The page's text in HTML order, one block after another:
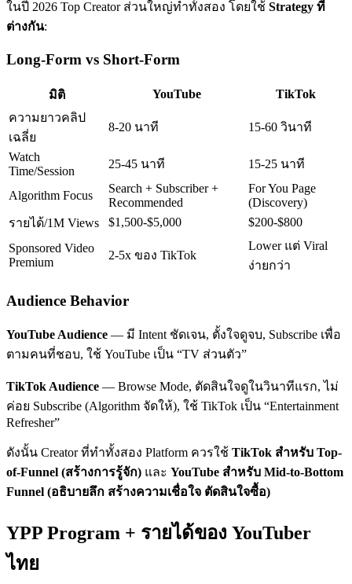
ในปี 2026 Top Creator ส่วนใหญ่ทำทั้งสอง โดยใช้ Strategy ที่
ต่างกัน:
Long-Form vs Short-Form
มิติ YouTube
TikTok
ความยาวคลิป
เฉลี่ย
8-20 นาที 15-60 วินาที
Watch
Time/Session
25-45 นาที 15-25 นาที
Algorithm Focus
Search + Subscriber +
Recommended
For You Page
(Discovery)
รายได้/1M Views
$1,500-$5,000
$200-$800
Sponsored Video
Premium
2-5x ของ TikTok
Lower แต่ Viral
ง่ายกว่า
Audience Behavior
YouTube Audience — มี Intent ชัดเจน, ตั้งใจดูจบ, Subscribe เพื่อ
ตามคนที่ชอบ, ใช้ YouTube เป็น “TV ส่วนตัว”
TikTok Audience — Browse Mode, ตัดสินใจดูในวินาทีแรก, ไม่
ค่อย Subscribe (Algorithm จัดให้), ใช้ TikTok เป็น “Entertainment
Refresher”
ดังนั้น Creator ที่ทำทั้งสอง Platform ควรใช้ TikTok สำหรับ Top-
of-Funnel (สร้างการรู้จัก) และ YouTube สำหรับ Mid-to-Bottom
Funnel (อธิบายลึก สร้างความเชื่อใจ ตัดสินใจซื้อ)
YPP Program + รายได้ของ YouTuber
ไทย